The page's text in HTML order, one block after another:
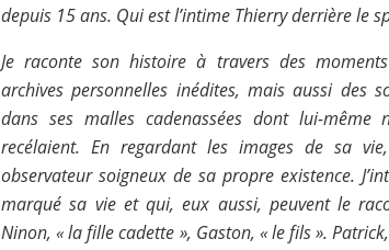
depuis 15 ans. Qui est l’intime Thierry derrière le
Je raconte son histoire à travers des
archives personnelles inédites, mais aussi des
dans ses malles cadenassées dont lui-même
recélaient. En regardant les images de sa
observateur soigneux de sa propre existence.
marqué sa vie et qui, eux aussi, peuvent le
Ninon, « la fille cadette », Gaston, « le fils ».